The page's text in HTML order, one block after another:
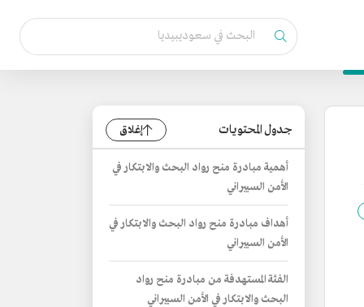
جدول المحتويات إغلاق
أهمية مبادرة منح رواد البحث والابتكار في
الأمن السيبراني
أهداف مبادرة منح رواد البحث والابتكار في
الأمن السيبراني
الفئة المستهدفة من مبادرة منح رواد
البحث والابتكار في الأمن السيبراني